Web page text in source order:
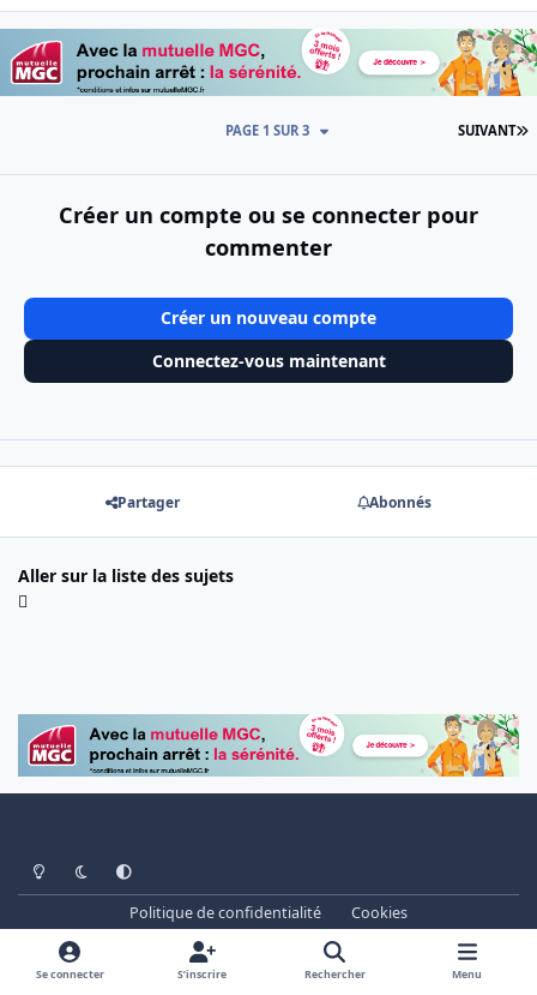
SUIVANT
PAGE 1 SUR 3
Créer un compte ou se connecter pour
commenter
Créer un nouveau compte
Connectez-vous maintenant
Partager Abonnés
Aller sur la liste des sujets
Light ModeDark ModeSystem Preference
Politique de confidentialité
Cookies
www.cheminots.net - Forum Libre depuis 2003
Powered by
Invision Community
Se connecter S’inscrire Rechercher Menu